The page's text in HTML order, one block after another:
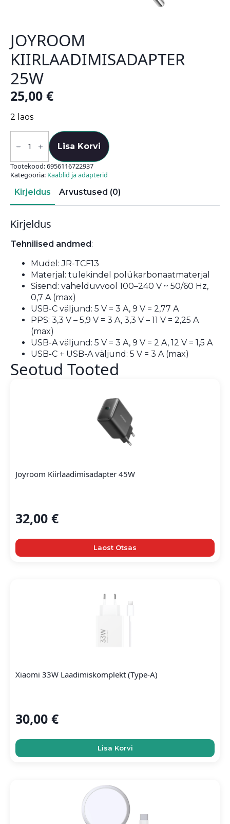
JOYROOM
KIIRLAADIMISADAPTER
25W
25,00 €
2 laos
Joyroom
kiirlaadimisadapter
25W
kogus
Lisa Korvi
Tootekood:6956116722937
Kategooria: Kaablid ja adapterid
Kirjeldus Arvustused (0)
Kirjeldus
Tehnilised andmed:
Mudel: JR-TCF13
Materjal: tulekindel polükarbonaatmaterjal
Sisend: vahelduvvool 100–240 V ~ 50/60 Hz,
0,7 A (max)
USB-C väljund: 5 V = 3 A, 9 V = 2,77 A
PPS: 3,3 V – 5,9 V = 3 A, 3,3 V – 11 V = 2,25 A
(max)
USB-A väljund: 5 V = 3 A, 9 V = 2 A, 12 V = 1,5 A
USB-C + USB-A väljund: 5 V = 3 A (max)
Seotud Tooted
Joyroom Kiirlaadimisadapter 45W
32,00 €
Laost Otsas
Xiaomi 33W Laadimiskomplekt (Type-A)
30,00 €
Lisa Korvi